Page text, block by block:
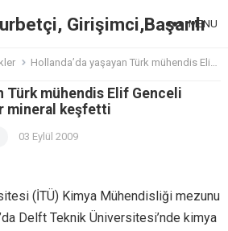
Girişimci,Başarılı
MENU
Hollanda’da yaşayan Türk mühendis Elif Genceli Antartika’da yeni bir mineral keşfetti
Türk mühendis Elif Genceli
mineral keşfetti
03 Eylül 2009
(İTÜ) Kimya Mühendisliği mezunu
Delft Teknik Üniversitesi’nde kimya